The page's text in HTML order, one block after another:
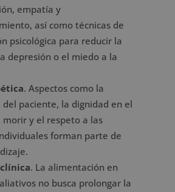
empatía y
así como técnicas de
psicológica para reducir la
depresión o el miedo a la
. Aspectos como la
paciente, la dignidad en el
morir y el respeto a las
forman parte de
. La alimentación en
no busca prolongar la